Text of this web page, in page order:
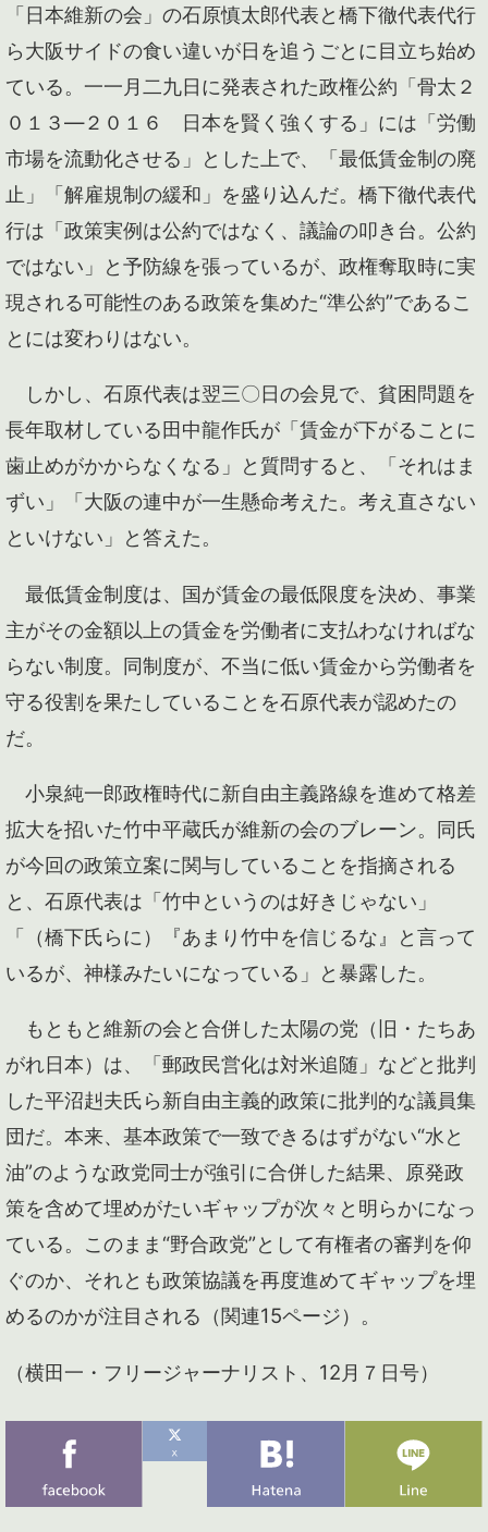
「日本維新の会」の石原慎太郎代表と橋下徹代表代行
ら大阪サイドの食い違いが日を追うごとに目立ち始め
ている。一一月二九日に発表された政権公約「骨太２
０１３―２０１６ 日本を賢く強くする」には「労働
市場を流動化させる」とした上で、「最低賃金制の廃
止」「解雇規制の緩和」を盛り込んだ。橋下徹代表代
行は「政策実例は公約ではなく、議論の叩き台。公約
ではない」と予防線を張っているが、政権奪取時に実
現される可能性のある政策を集めた“準公約”であるこ
とには変わりはない。
しかし、石原代表は翌三〇日の会見で、貧困問題を
長年取材している田中龍作氏が「賃金が下がることに
歯止めがかからなくなる」と質問すると、「それはま
ずい」「大阪の連中が一生懸命考えた。考え直さない
といけない」と答えた。
最低賃金制度は、国が賃金の最低限度を決め、事業
主がその金額以上の賃金を労働者に支払わなければな
らない制度。同制度が、不当に低い賃金から労働者を
守る役割を果たしていることを石原代表が認めたの
だ。
小泉純一郎政権時代に新自由主義路線を進めて格差
拡大を招いた竹中平蔵氏が維新の会のブレーン。同氏
が今回の政策立案に関与していることを指摘される
と、石原代表は「竹中というのは好きじゃない」
「（橋下氏らに）『あまり竹中を信じるな』と言って
いるが、神様みたいになっている」と暴露した。
もともと維新の会と合併した太陽の党（旧・たちあ
がれ日本）は、「郵政民営化は対米追随」などと批判
した平沼赳夫氏ら新自由主義的政策に批判的な議員集
団だ。本来、基本政策で一致できるはずがない“水と
油”のような政党同士が強引に合併した結果、原発政
策を含めて埋めがたいギャップが次々と明らかになっ
ている。このまま“野合政党”として有権者の審判を仰
ぐのか、それとも政策協議を再度進めてギャップを埋
めるのかが注目される（関連15ページ）。
（横田一・フリージャーナリスト、12月７日号）